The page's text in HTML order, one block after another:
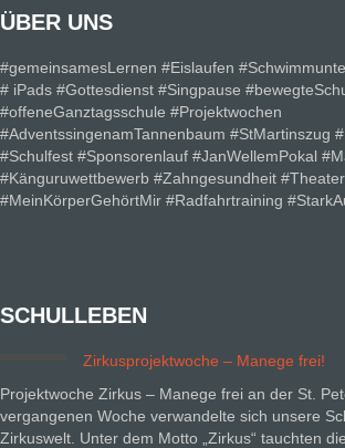
ÜBER UNS
#gemeinsamesLernen #Eislaufen
# iPads #Gottesdienst #Singpause
#offeneGanztagsschule #Projektwochen
#AdventssingenamTannenbaum #StMartinszug
#Schulfest #Sponsorenlauf #JanWellemPokal
#Känguruwettbewerb #Zahngesundheit
#MeinKörperGehörtMir #Radfahrtraining
SCHULLEBEN
Zirkusprojektwoche – Manege frei!
Projektwoche Zirkus – Manege frei an der St.
vergangenen Woche verwandelte sich unsere
Zirkuswelt. Unter dem Motto „Zirkus“ tauchten